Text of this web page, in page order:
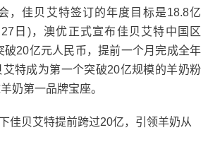
，佳贝艾特签订的年度目标是18.8亿
日)，澳优正式宣布佳贝艾特中国区
破20亿元人民币，提前一个月完成全年
特成为第一个突破20亿规模的羊奶粉
奶第一品牌宝座。